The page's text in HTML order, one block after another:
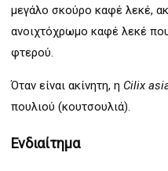
μεγάλο σκούρο καφέ λεκέ,
ανοιχτόχρωμο καφέ λεκέ
φτερού.
Όταν είναι ακίνητη, η Cilix
πουλιού (κουτσουλιά).
Ενδιαίτημα